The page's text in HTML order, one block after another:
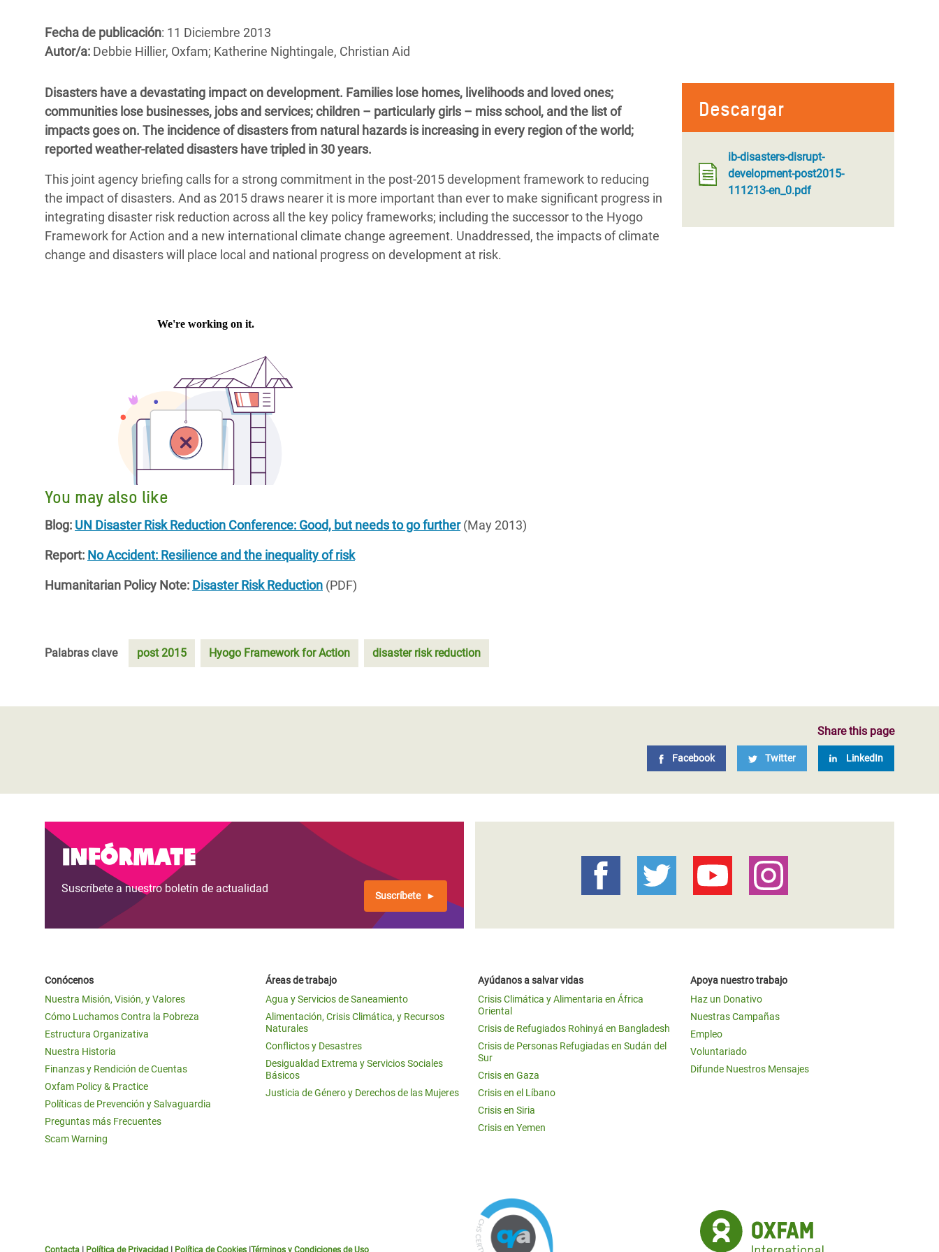
Conflictos y Desastres
Desigualdad Extrema y
Inequality and Rights in a
Digital Age
Crisis de Personas Refugiadas
Crisis de Refugiados Rohinyá
en Bangladesh
Crisis en Siria
Erradiquemos el Sufrimiento Humano que
se Oculta tras los Alimentos
¡Basta! Acabemos con las violencias contra
mujeres y niñas
a
navegación
Fecha de publicación: 11 Diciembre 2013
Autor/a: Debbie Hillier, Oxfam; Katherine Nightingale, Christian Aid
Descargar
ib-disasters-disrupt-
development-post2015-
111213-en_0.pdf
Disasters have a devastating impact on development. Families lose homes, livelihoods and loved ones;
communities lose businesses, jobs and services; children – particularly girls – miss school, and the list of
impacts goes on. The incidence of disasters from natural hazards is increasing in every region of the world;
reported weather-related disasters have tripled in 30 years.
This joint agency briefing calls for a strong commitment in the post-2015 development framework to reducing
the impact of disasters. And as 2015 draws nearer it is more important than ever to make significant progress in
integrating disaster risk reduction across all the key policy frameworks; including the successor to the Hyogo
Framework for Action and a new international climate change agreement. Unaddressed, the impacts of climate
change and disasters will place local and national progress on development at risk.
You may also like
Blog: UN Disaster Risk Reduction Conference: Good, but needs to go further(May 2013)
Report: No Accident: Resilience and the inequality of risk
Humanitarian Policy Note: Disaster Risk Reduction (PDF)
Palabras clave post 2015 Hyogo Framework for Action disaster risk reduction
Share this page
Facebook Twitter LinkedIn
Infórmate
Suscríbete a nuestro boletín de actualidad
Suscríbete
Conócenos
Nuestra Misión, Visión, y Valores
Cómo Luchamos Contra la Pobreza
Estructura Organizativa
Nuestra Historia
Finanzas y Rendición de Cuentas
Oxfam Policy & Practice
Políticas de Prevención y Salvaguardia
Preguntas más Frecuentes
Scam Warning
Áreas de trabajo
Agua y Servicios de Saneamiento
Alimentación, Crisis Climática, y Recursos
Naturales
Conflictos y Desastres
Desigualdad Extrema y Servicios Sociales
Básicos
Justicia de Género y Derechos de las Mujeres
Ayúdanos a salvar vidas
Crisis Climática y Alimentaria en África
Oriental
Crisis de Refugiados Rohinyá en Bangladesh
Crisis de Personas Refugiadas en Sudán del
Sur
Crisis en Gaza
Crisis en el Líbano
Crisis en Siria
Crisis en Yemen
Apoya nuestro trabajo
Haz un Donativo
Nuestras Campañas
Empleo
Voluntariado
Difunde Nuestros Mensajes